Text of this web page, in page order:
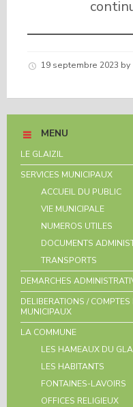
19 septembre 2023 by
MENU
LE GLAIZIL
SERVICES MUNICIPAUX
ACCUEIL DU PUBLIC
VIE MUNICIPALE
NUMEROS UTILES
DOCUMENTS
TRANSPORTS
DEMARCHES
DELIBERATIONS /
MUNICIPAUX
LA COMMUNE
LES HAMEAUX DU
LES HABITANTS
FONTAINES-LAVOIRS
OFFICES RELIGIEUX